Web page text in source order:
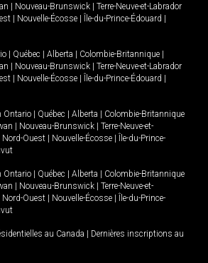
Nouveau-Brunswick
Terre-Neuve-et-Labrador
Nouvelle-Écosse Île-du-Prince-Édouard
Québec Alberta Colombie-Britannique
Nouveau-Brunswick
Terre-Neuve-et-Labrador
Nouvelle-Écosse Île-du-Prince-Édouard
Ontario Québec Alberta
Colombie-Britannique
Nouveau-Brunswick
Terre-Neuve-et-
Nord-Ouest Nouvelle-Écosse
Île-du-Prince-
Ontario Québec Alberta
Colombie-Britannique
Nouveau-Brunswick
Terre-Neuve-et-
Nord-Ouest Nouvelle-Écosse
Île-du-Prince-
au Canada
Dernières inscriptions au